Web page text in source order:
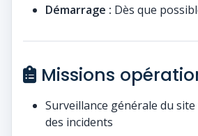
Démarrage : Dès que
Missions
Surveillance générale du
des incidents